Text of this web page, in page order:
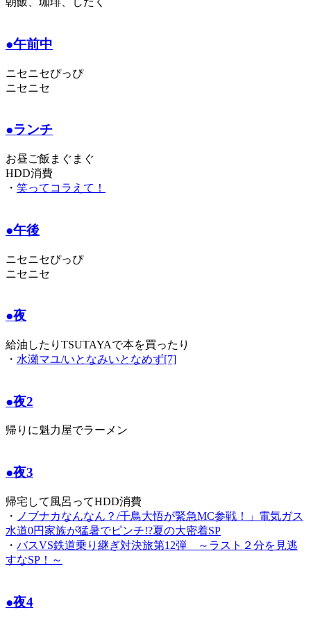
●午前中
ニセニセぴっぴ
ニセニセ
●ランチ
お昼ご飯まぐまぐ
HDD消費
・ 笑ってコラえて！
●午後
ニセニセぴっぴ
ニセニセ
●夜
給油したりTSUTAYAで本を買ったり
・ 水瀬マユ/いとなみいとなめず[7]
●夜2
帰りに魁力屋でラーメン
●夜3
帰宅して風呂ってHDD消費
・ ノブナカなんなん？/千鳥大悟が緊急MC参戦！」電気ガス
水道0円家族が猛暑でピンチ!?夏の大密着SP
・ バスVS鉄道乗り継ぎ対決旅第12弾 ～ラスト２分を見逃
すなSP！～
●夜4